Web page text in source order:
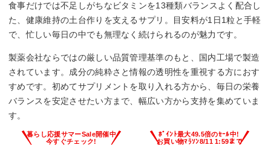
1日1粒目安
食事だけでは不足しがちなビタミンを13種類バランスよく配合し
た、健康維持の土台作りを支えるサプリ。目安料が1日1粒と手軽
で、忙しい毎日の中でも無理なく続けられるのが魅力です。
製薬会社ならではの厳しい品質管理基準のもと、国内工場で製造
されています。成分の純粋さと情報の透明性を重視する方におす
すめです。初めてサプリメントを取り入れる方から、毎日の栄養
バランスを安定させたい方まで、幅広い方から支持を集めていま
す。